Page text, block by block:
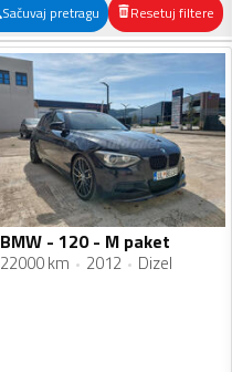
Sačuvaj pretragu Resetuj filtere
BMW - 120 - M paket
22000 km 2012 Dizel